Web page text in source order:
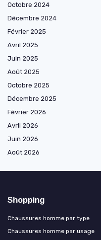
Octobre 2024
Décembre 2024
Février 2025
Avril 2025
Juin 2025
Août 2025
Octobre 2025
Décembre 2025
Février 2026
Avril 2026
Juin 2026
Août 2026
Shopping
Chaussures homme par type
Chaussures homme par usage